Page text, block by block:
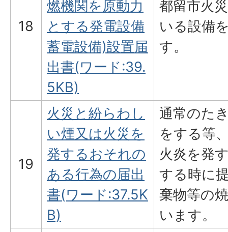
18
燃機関を原動力
とする発電設備
蓄電設備)設置届
出書(ワード:39.
5KB)
都留市火
いる設備
す。
19
火災と紛らわし
い煙又は火災を
発するおそれの
ある行為の届出
書(ワード:37.5K
B)
通常のた
をする等
火炎を発
する時に
棄物等の
います。